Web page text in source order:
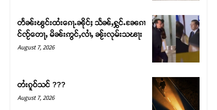
တႅၼ်းၽွင်းထႆးၵေႃႉၼိုင်ႈ သႅၼ်ႇႁွင်ႉၼႄၵၢ
င်ၸႂ်တေႃႇ မိၼ်းဢွင်ႇလၢႆႇ ၼႂ်းလုမ်းသၽႃး
August 7, 2026
တႆးၵူဝ်သင် ???
August 7, 2026